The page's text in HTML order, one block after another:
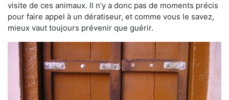
visite de ces animaux. Il n’y a donc pas de moments précis
pour faire appel à un dératiseur, et comme vous le savez,
mieux vaut toujours prévenir que guérir.